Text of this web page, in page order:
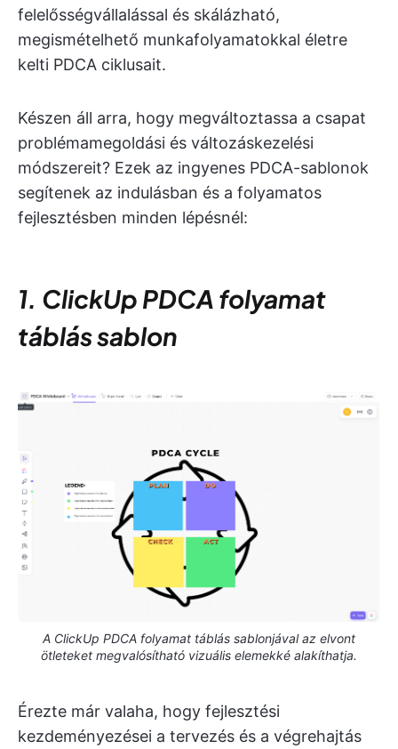
felelősségvállalással és skálázható,
megismételhető munkafolyamatokkal életre
kelti PDCA ciklusait.
Készen áll arra, hogy megváltoztassa a csapat
problémamegoldási és változáskezelési
módszereit? Ezek az ingyenes PDCA-sablonok
segítenek az indulásban és a folyamatos
fejlesztésben minden lépésnél:
1. ClickUp PDCA folyamat
táblás sablon
A ClickUp PDCA folyamat táblás sablonjával az elvont
ötleteket megvalósítható vizuális elemekké alakíthatja.
Érezte már valaha, hogy fejlesztési
kezdeményezései a tervezés és a végrehajtás